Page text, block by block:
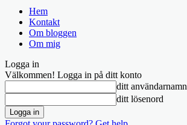
Hem
Kontakt
Om bloggen
Om mig
Logga in
Välkommen! Logga in på ditt konto
ditt användarnamn
ditt lösenord